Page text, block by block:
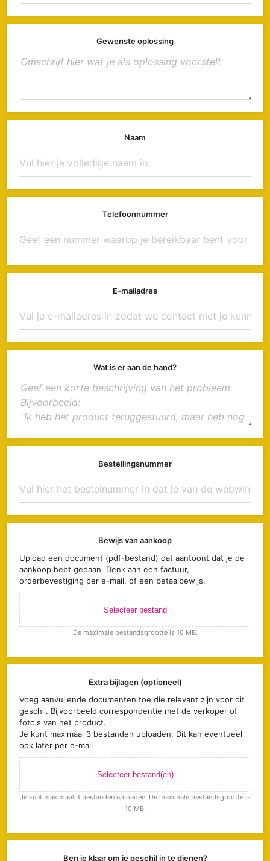
Gewenste oplossing
Naam
Telefoonnummer
E-mailadres
Wat is er aan de hand?
Bestellingsnummer
Bewijs van aankoop
Upload een document (pdf-bestand) dat aantoont dat je de
aankoop hebt gedaan. Denk aan een factuur,
orderbevestiging per e-mail, of een betaalbewijs.
Selecteer bestand
De maximale bestandsgrootte is 10 MB.
Extra bijlagen (optioneel)
Voeg aanvullende documenten toe die relevant zijn voor dit
geschil. Bijvoorbeeld correspondentie met de verkoper of
foto's van het product.
Je kunt maximaal 3 bestanden uploaden. Dit kan eventueel
ook later per e-mail
Selecteer bestand(en)
Je kunt maximaal 3 bestanden uploaden. De maximale bestandsgrootte is
10 MB.
Ben je klaar om je geschil in te dienen?